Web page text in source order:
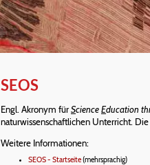
SEOS
Engl. Akronym fürScienceEducation
naturwissenschaftlichen Unterricht.
Weitere Informationen:
SEOS - Startseite(mehrsprachig)